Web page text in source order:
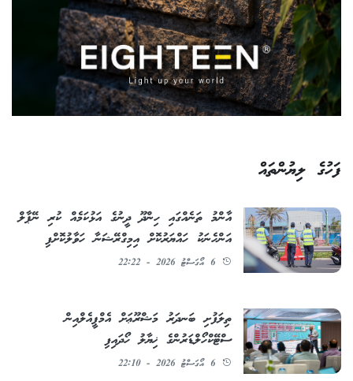
ފަހުގެ ލިޔުންތައް
އާންމު ތަނެއްގައި ހިންދޫ ދީނުގެ އަޅުކަމެއް ކުރި ނޭޕާލް
އަންހެނަކު ހައްޔަރުކޮށް އިމިގްރޭޝަނާ ހަވާލުކޮށްފި
6 އޯގަސްޓު 2026 - 22:22
ތިލަފުށި ބަނދަރު މަޝްރޫޢަށް އެމްޕީއެލްއިން
ސްޓޭކްހޯލްޑަރުންގެ ޚިޔާލު ހޯދައިފި
6 އޯގަސްޓު 2026 - 22:10